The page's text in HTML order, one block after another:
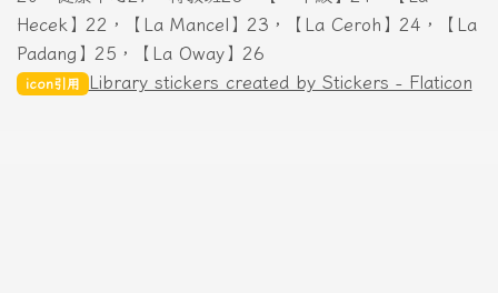
Hecek】22，【La Mancel】23，【La Ceroh】24，【La
Padang】25，【La Oway】26
icon引用 Library stickers created by Stickers - Flaticon